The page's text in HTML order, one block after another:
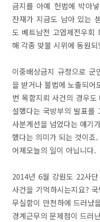
금지를 아예 헌법에 박아
잔재가 지금도 남아 있는
도 베트남전 고엽제전우회
해 각종 맞불 시위에 동원
이중배상금지 규정으로
을 받거나 불법에 노출되어
번 목함지뢰 사건의 경우
설했다는 국방부의 발표를
사분계선을 넘었다는 얘기
했다는 의미가 되는 것이죠
어제오늘의 일이 아닙니다.
2014년 6월 강원도 22사
사건을 기억하시는지요?
무실함이 만천하에 드러났
경계근무의 문제점이 드러